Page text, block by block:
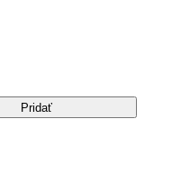
Pridať